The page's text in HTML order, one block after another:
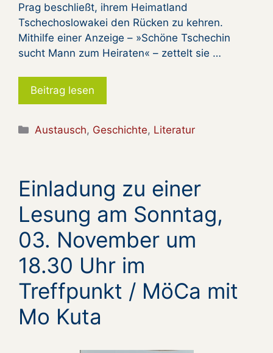
Prag beschließt, ihrem Heimatland
Tschechoslowakei den Rücken zu kehren.
Mithilfe einer Anzeige – »Schöne Tschechin
sucht Mann zum Heiraten« – zettelt sie …
Beitrag lesen
Kategorien
Austausch, Geschichte, Literatur
Einladung zu einer
Lesung am Sonntag,
03. November um
18.30 Uhr im
Treffpunkt / MöCa mit
Mo Kuta